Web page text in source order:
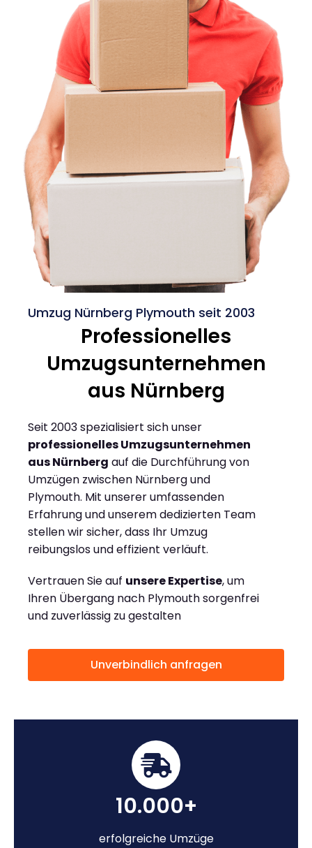
Umzug Nürnberg Plymouth seit 2003
Professionelles
Umzugsunternehmen
aus Nürnberg
Seit 2003 spezialisiert sich unser
professionelles Umzugsunternehmen
aus Nürnberg auf die Durchführung von
Umzügen zwischen Nürnberg und
Plymouth. Mit unserer umfassenden
Erfahrung und unserem dedizierten Team
stellen wir sicher, dass Ihr Umzug
reibungslos und effizient verläuft.
Vertrauen Sie auf unsere Expertise, um
Ihren Übergang nach Plymouth sorgenfrei
und zuverlässig zu gestalten
Unverbindlich anfragen
10.000+
erfolgreiche Umzüge